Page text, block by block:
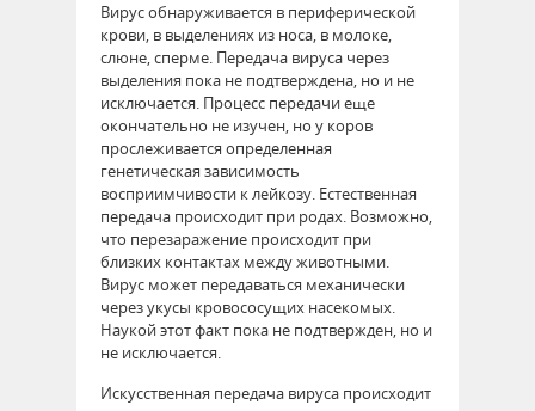
Вирус обнаруживается в периферической
крови, в выделениях из носа, в молоке,
слюне, сперме. Передача вируса через
выделения пока не подтверждена, но и не
исключается. Процесс передачи еще
окончательно не изучен, но у коров
прослеживается определенная
генетическая зависимость
восприимчивости к лейкозу. Естественная
передача происходит при родах. Возможно,
что перезаражение происходит при
близких контактах между животными.
Вирус может передаваться механически
через укусы кровососущих насекомых.
Наукой этот факт пока не подтвержден, но и
не исключается.
Искусственная передача вируса происходит